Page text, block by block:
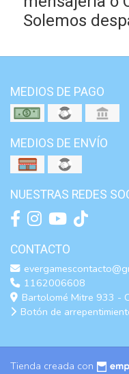
Solemos
MEDIOS DE PAGO
MEDIOS DE ENVÍO
NUESTRAS REDES
CONTACTO
1162006608
Bartolomé Mitre 933 -
Botón de
Tienda creada con